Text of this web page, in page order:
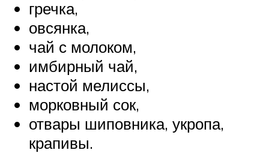
гречка,
овсянка,
чай с молоком,
имбирный чай,
настой мелиссы,
морковный сок,
отвары шиповника, укропа,
крапивы.